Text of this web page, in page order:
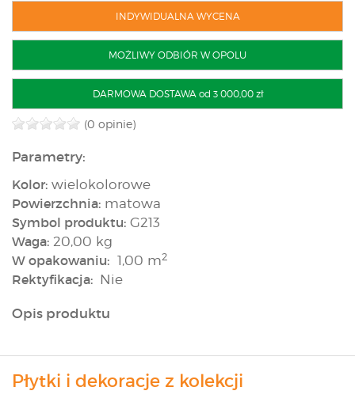
INDYWIDUALNA WYCENA
MOŻLIWY ODBIÓR W OPOLU
DARMOWA DOSTAWA od 3 000,00 zł
(0 opinie)
Parametry:
Kolor: wielokolorowe
Powierzchnia: matowa
Symbol produktu: G213
Waga: 20,00 kg
W opakowaniu: 1,00 m2
Rektyfikacja: Nie
Opis produktu
Płytki i dekoracje z kolekcji